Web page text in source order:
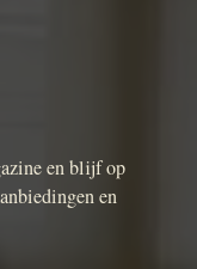
en blijf op
en